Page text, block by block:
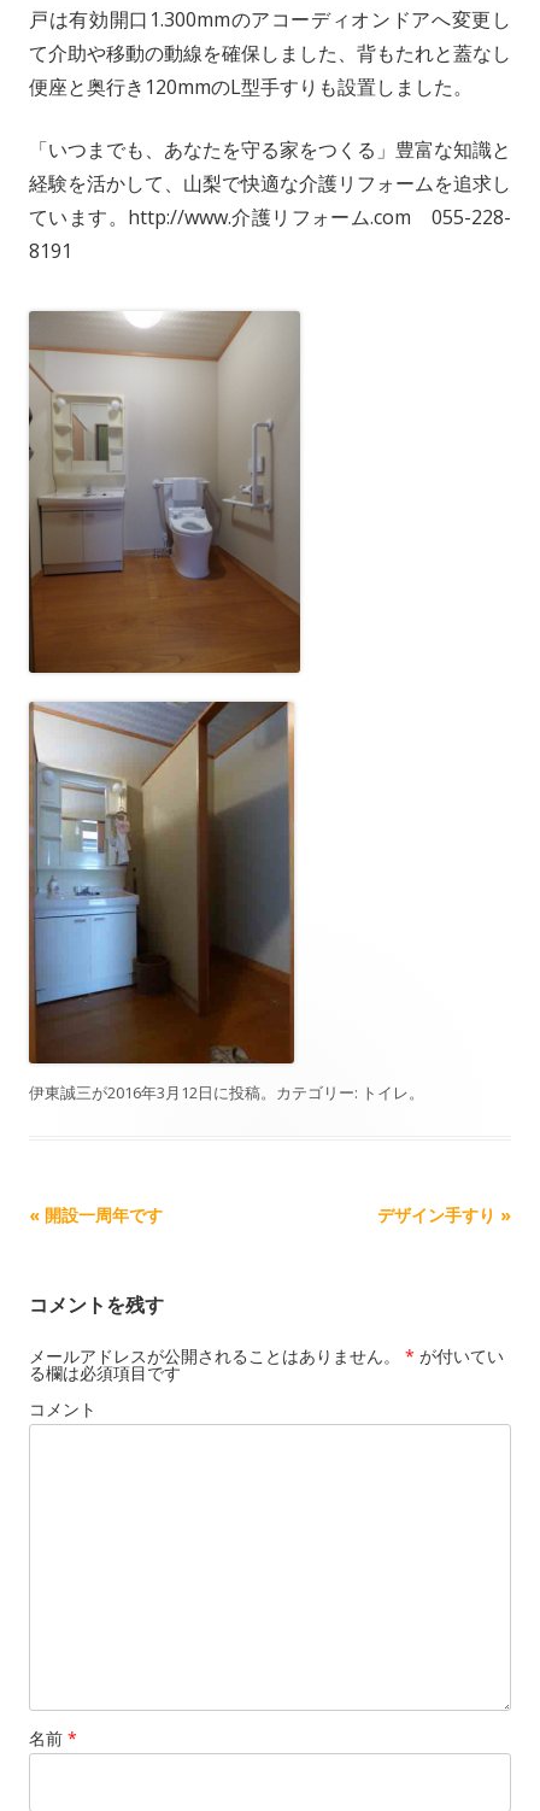
戸は有効開口1.300mmのアコーディオンドアへ変更し
て介助や移動の動線を確保しました、背もたれと蓋なし
便座と奥行き120mmのL型手すりも設置しました。
「いつまでも、あなたを守る家をつくる」豊富な知識と
経験を活かして、山梨で快適な介護リフォームを追求し
ています。http://www.介護リフォーム.com 055-228-
8191
伊東誠三が2016年3月12日に投稿。カテゴリー: トイレ。
記事ナビゲーション
« 開設一周年です デザイン手すり »
コメントを残す
メールアドレスが公開されることはありません。 * が付いてい
る欄は必須項目です
コメント
名前 *